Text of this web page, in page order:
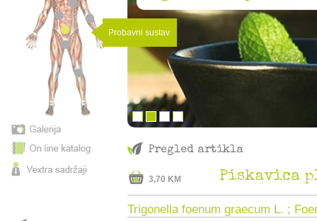
Probavni sustav
Pregled artikla
3,70 KM Piskavica
Trigonella foenum graecum L. ;